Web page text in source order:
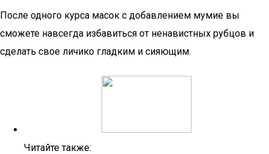
После одного курса масок с добавлением мумие вы
сможете навсегда избавиться от ненавистных рубцов и
сделать свое личико гладким и сияющим.
Читайте также: